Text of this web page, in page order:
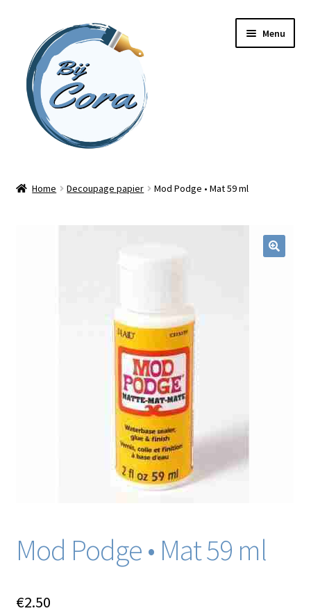
naar
navigatie
inhoud
Menu
Blog / DIY / Tutorials
Home Decoupage papier Mod Podge • Mat 59 ml
Mod Podge • Mat 59 ml
€2.50